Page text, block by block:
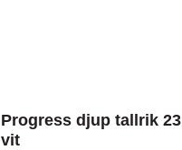
Progress djup tallrik
vit